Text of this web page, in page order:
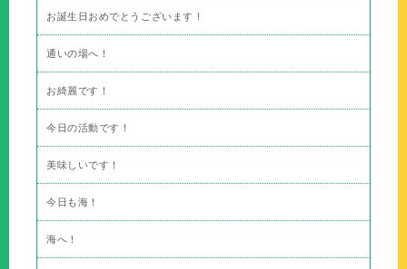
お誕生日おめでとうございます！
通いの場へ！
お綺麗です！
今日の活動です！
美味しいです！
今日も海！
海へ！